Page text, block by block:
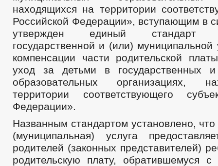
находящихся на территории
Российской Федерации», вступающим в
утвержден единый стандарт
государственной и (или) муниципальной
компенсации части родительской
уход за детьми в государственных и
образовательных организациях,
территории соответствующего
Федерации».
Названным стандартом установлено, что
(муниципальная) услуга
родителей (законных представителей)
родительскую плату, обратившемуся